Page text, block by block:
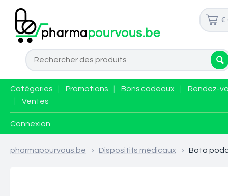
€
Catégories Promotions Bons cadeaux
Rendez-
Ventes
Connexion
pharmapourvous.be > Dispositifs médicaux > Bota